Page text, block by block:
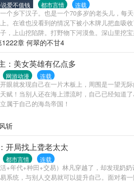
爱不值钱 都市言情 连载
个乡下汉子。也是一个70多岁的老头儿，每
。在谁也没看到的情况下被小木牌儿把血吸
，上山挖陷阱。打野物下河漠鱼。深山里挖
1222章 何翠的不甘4
：美女英雄有亿点多
网游动漫 连载
眼就发现自己在一片木板上，周围是一望无
赋！当别人还在海上漂流时，自己已经知道
属于自己的海岛帝国！
斩
开局找上聋老太太
都市言情 连载
活+年代+种田+交易）林凡穿越了，却发现奶
系统，与别人交易就可以提升自己。面对着一